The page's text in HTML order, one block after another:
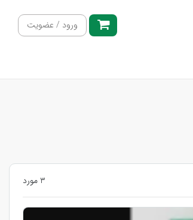
ورود / عضویت
3 مورد